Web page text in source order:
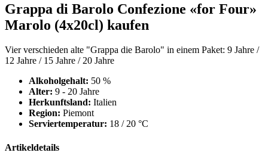
Grappa di Barolo Confezione «for Four»
Marolo (4x20cl) kaufen
Vier verschieden alte "Grappa die Barolo" in einem Paket: 9 Jahre /
12 Jahre / 15 Jahre / 20 Jahre
Alkoholgehalt: 50 %
Alter: 9 - 20 Jahre
Herkunftsland: Italien
Region: Piemont
Serviertemperatur: 18 / 20 °C
Artikeldetails